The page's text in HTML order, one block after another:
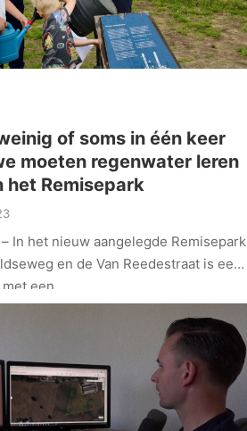
of soms in één keer
moeten regenwater leren
het Remisepark
– In het nieuw aangelegde Remisepark
en de Van Reedestraat is een
een…